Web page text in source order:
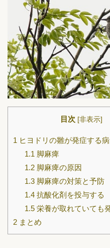
目次 [非表示]
1 ヒヨドリの雛が発症する
1.1 脚麻痺
1.2脚麻痺の原因
1.3脚麻痺の対策と予防
1.4抗酸化剤を投与する
1.5栄養が取れていても
2 まとめ